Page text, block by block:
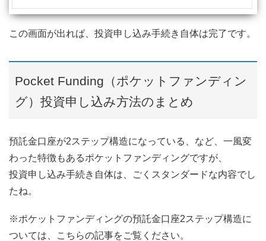
この画面が出れば、投資申し込み手続き自体は完了です。
Pocket Funding（ポケットファンディン
グ）投資申し込み方法のまとめ
預託金口座が2ステップ構造になっている、など、一風変
わった特徴もあるポケットファンディングですが、
投資申し込み手続き自体は、ごくスタンダードな内容でし
たね。
※ポケットファンディングの預託金口座2ステップ構造に
ついては、こちらの記事をご覧ください。